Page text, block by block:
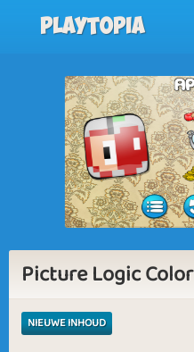
Playtopia
Picture Logic Color
NIEUWE INHOUD